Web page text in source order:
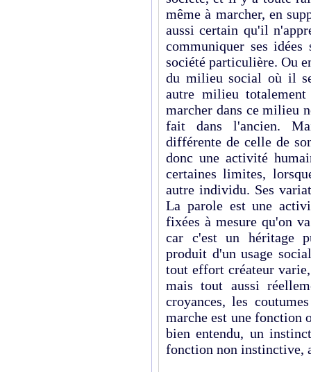
même à marcher, en
aussi certain qu'il
communiquer ses
société particulière. Ou
du milieu social où il
autre milieu
marcher dans ce milieu
fait dans l'ancien.
différente de celle de
donc une activité
certaines limites,
autre individu. Ses
La parole est une
fixées à mesure qu'on
car c'est un héritage
produit d'un usage
tout effort créateur
mais tout aussi
croyances, les
marche est une fonction
bien entendu, un
fonction non instinctive,